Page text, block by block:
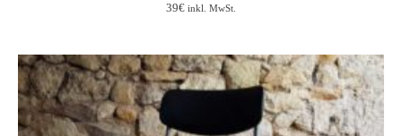
39€ inkl. MwSt.